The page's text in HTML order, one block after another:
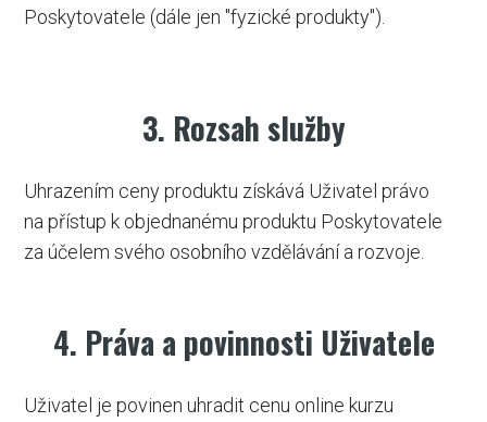
Poskytovatele (dále jen "fyzické produkty").
3. Rozsah služby
Uhrazením ceny produktu získává Uživatel právo
na přístup k objednanému produktu Poskytovatele
za účelem svého osobního vzdělávání a rozvoje.
4. Práva a povinnosti Uživatele
Uživatel je povinen uhradit cenu online kurzu